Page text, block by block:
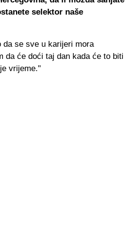
selektor naše
da se sve u karijeri mora
da će doći taj dan kada će to biti
vrijeme."